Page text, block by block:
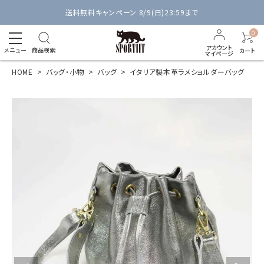
送料無料キャンペーン 8/9(日)23:59まで
メニュー 商品検索 アカウント
マイページ
0
カート
HOME バッグ・小物 バッグ イタリア製本革ラメショルダーバッグ